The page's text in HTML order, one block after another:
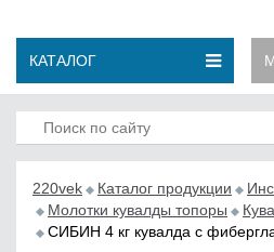
КАТАЛОГ
220vek Каталог продукции
Молотки кувалды топоры
СИБИН 4 кг кувалда с